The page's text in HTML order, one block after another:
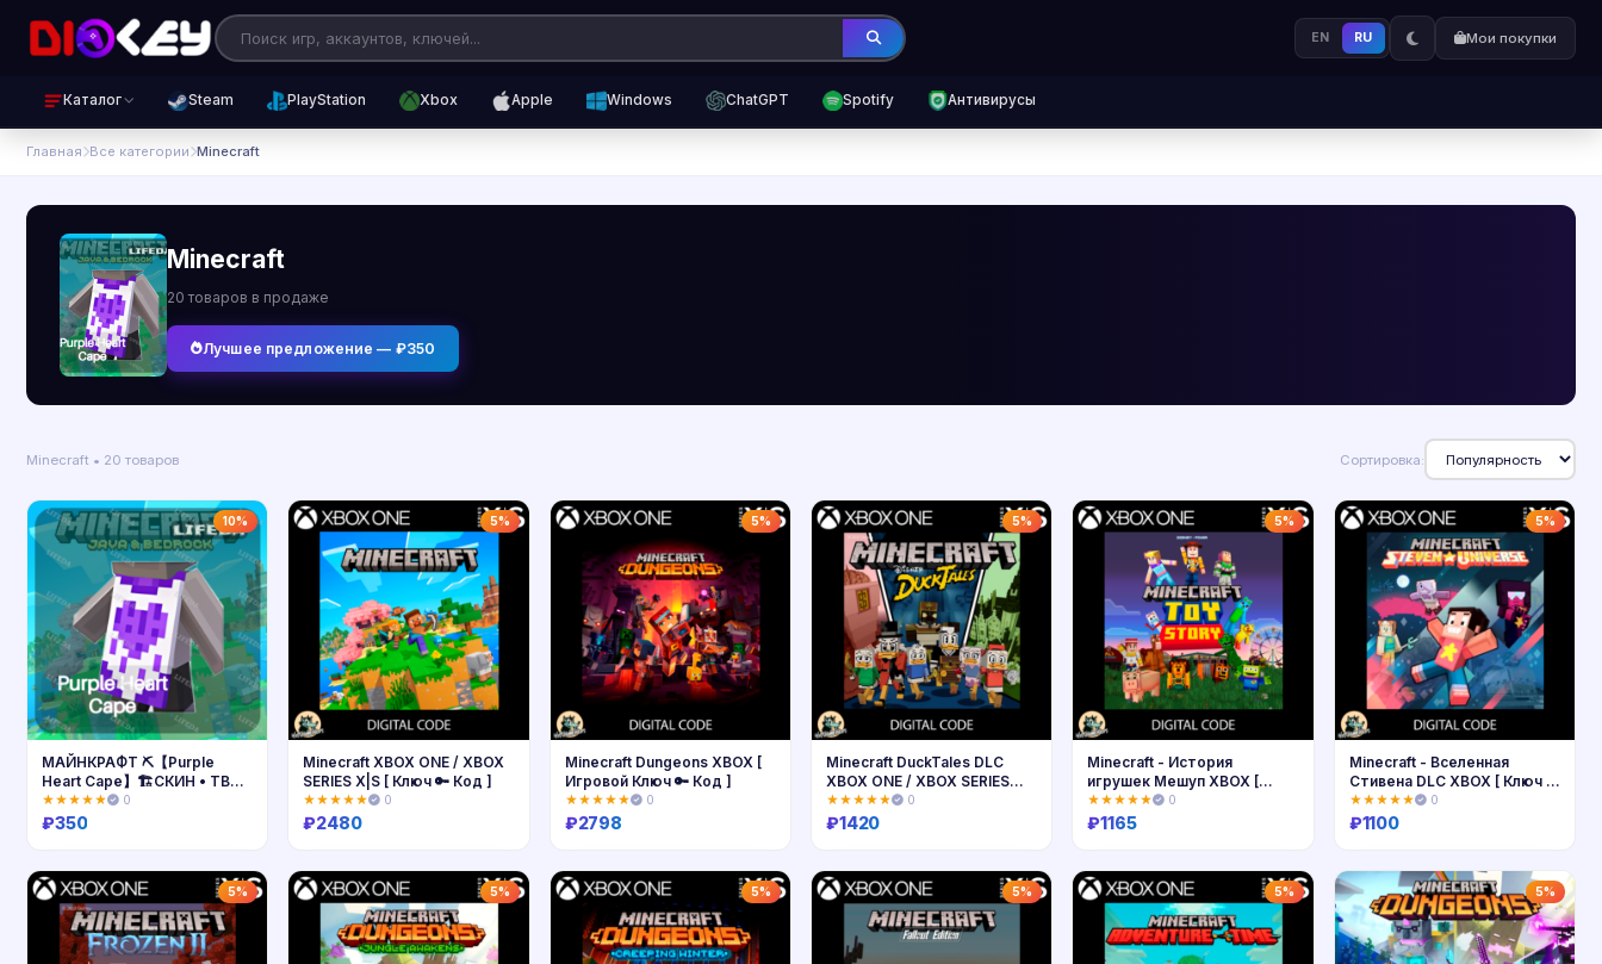
EN RU Мои покупки
Каталог Steam PlayStation Xbox Apple Windows ChatGPT Spotify Антивирусы
Главная Все категории Minecraft
Minecraft
20 товаров в продаже
Лучшее предложение — ₽350
Minecraft • 20 товаров Сортировка:
10%
Купить
МАЙНКРАФТ ⛏️【Purple
Heart Cape】🏗️СКИН • ТВИЧ
ДРОПЫ / ДРОПСЫ • JAVA &
BEDROCK•GLOBAL
★★★★★ 0
₽350
5%
Купить
Minecraft XBOX ONE / XBOX
SERIES X|S [ Ключ 🔑 Код ]
★★★★★ 0
₽2480
5%
Купить
Minecraft Dungeons XBOX [
Игровой Ключ 🔑 Код ]
★★★★★ 0
₽2798
5%
Купить
Minecraft DuckTales DLC
XBOX ONE / XBOX SERIES
X|S 🔑
★★★★★ 0
₽1420
5%
Купить
Minecraft - История
игрушек Мешуп XBOX [
Ключ 🔑 Код ]
★★★★★ 0
₽1165
5%
Купить
Minecraft - Вселенная
Стивена DLC XBOX [ Ключ 🔑
Код ]
★★★★★ 0
₽1100
5% 5% 5% 5% 5% 5%